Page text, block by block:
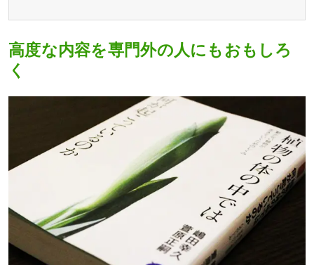
高度な内容を専門外の人にもおもしろ
く